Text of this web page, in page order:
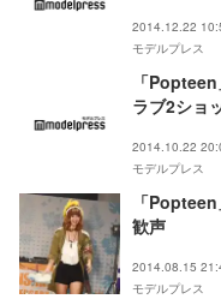
2014.12.22
モデルプレス
「
ラブ2ショ
2014.10.22
モデルプレス
「
歓声
2014.08.15
モデルプレス